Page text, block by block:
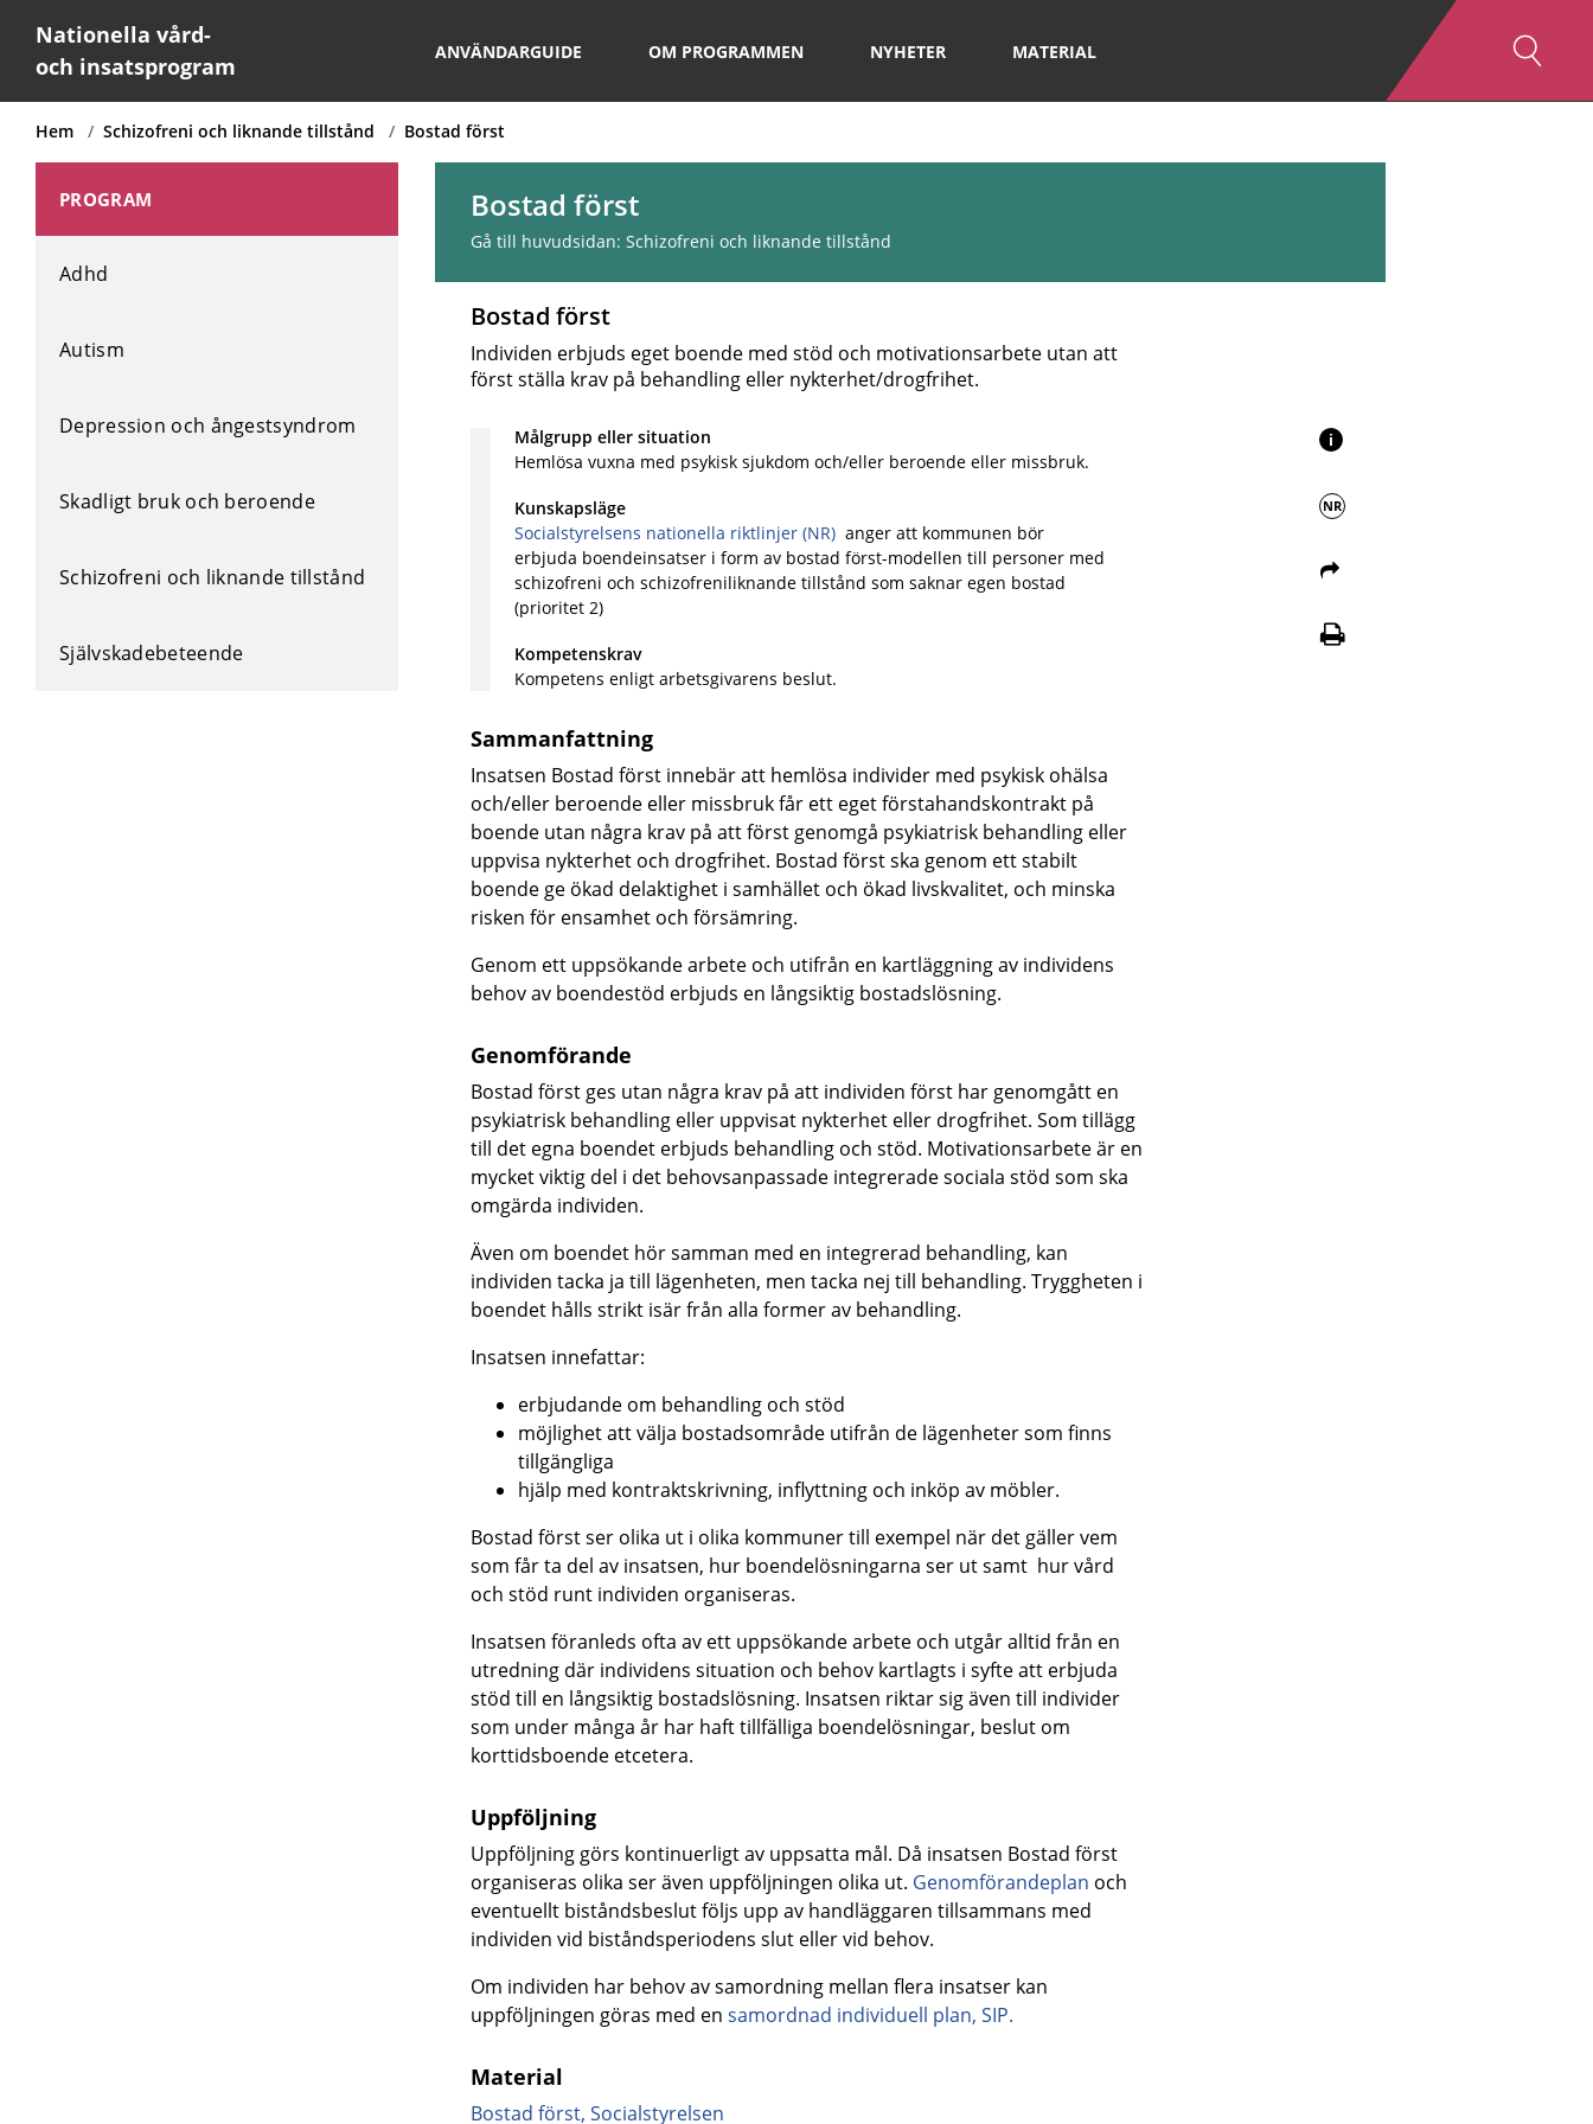
Nationella vård-
och insatsprogram
ANVÄNDARGUIDE OM PROGRAMMEN NYHETER MATERIAL
Hem Schizofreni och liknande tillstånd Bostad först
PROGRAM
Adhd
Autism
Depression och ångestsyndrom
Skadligt bruk och beroende
Schizofreni och liknande tillstånd
Självskadebeteende
Bostad först
Gå till huvudsidan: Schizofreni och liknande tillstånd
Bostad först
Individen erbjuds eget boende med stöd och motivationsarbete utan att
först ställa krav på behandling eller nykterhet/drogfrihet.
Målgrupp eller situation
Hemlösa vuxna med psykisk sjukdom och/eller beroende eller missbruk.
Kunskapsläge
Socialstyrelsens nationella riktlinjer (NR) anger att kommunen bör
erbjuda boendeinsatser i form av bostad först-modellen till personer med
schizofreni och schizofreniliknande tillstånd som saknar egen bostad
(prioritet 2)
Kompetenskrav
Kompetens enligt arbetsgivarens beslut.
Sammanfattning
Insatsen Bostad först innebäratt hemlösa individer med psykisk ohälsa
och/eller beroende eller missbruk får ett eget förstahandskontrakt på
boende utan några krav på att först genomgå psykiatrisk behandling eller
uppvisa nykterhet och drogfrihet. Bostad först ska genom ett stabilt
boende ge ökad delaktighet i samhället och ökad livskvalitet, och minska
risken för ensamhet och försämring.
Genom ett uppsökande arbete och utifrån en kartläggning av individens
behov av boendestöd erbjuds en långsiktig bostadslösning.
Genomförande
Bostad först ges utan några krav på att individen först har genomgått en
psykiatrisk behandling eller uppvisat nykterhet eller drogfrihet. Som tillägg
till det egna boendet erbjuds behandling och stöd. Motivationsarbete är en
mycket viktig del i det behovsanpassade integrerade sociala stöd som ska
omgärda individen.
Även om boendet hör samman med en integrerad behandling, kan
individen tacka ja till lägenheten, men tacka nej till behandling. Tryggheten i
boendet hålls strikt isär från alla former av behandling.
Insatsen innefattar:
erbjudande om behandling och stöd
möjlighet att välja bostadsområde utifrån de lägenheter som finns
tillgängliga
hjälp med kontraktskrivning, inflyttning och inköp av möbler.
Bostad först ser olika ut i olika kommuner till exempel när det gäller vem
som får ta del av insatsen, hur boendelösningarna ser ut samt hur vård
och stöd runt individen organiseras.
Insatsen föranleds ofta av ett uppsökande arbete och utgår alltid från en
utredning där individens situation och behov kartlagts i syfte att erbjuda
stöd till en långsiktig bostadslösning. Insatsen riktar sig även till individer
som under många år har haft tillfälliga boendelösningar, beslut om
korttidsboende etcetera.
Uppföljning
Uppföljning görs kontinuerligt av uppsatta mål. Då insatsen Bostad först
organiseras olika ser även uppföljningen olika ut. Genomförandeplan och
eventuellt biståndsbeslut följs upp av handläggaren tillsammans med
individen vid biståndsperiodens slut eller vid behov.
Om individen har behov av samordning mellan flera insatser kan
uppföljningen göras med en samordnad individuell plan, SIP.
Material
Bostad först, Socialstyrelsen
i
NR